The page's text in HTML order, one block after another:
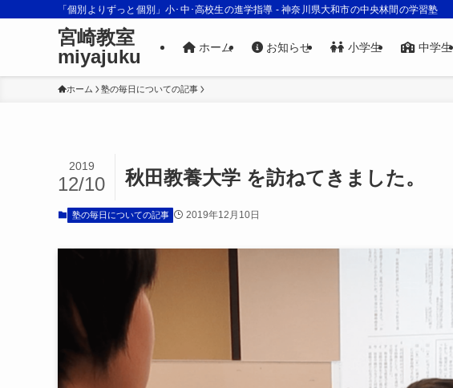
「個別よりずっと個別」小･中･高校生の進学指導 - 神奈川県大和市の中央林間の学習塾
宮崎教室
miyajuku
ホーム お知らせ 小学生 中学生
ホーム 塾の毎日についての記事
秋田教養大学 を訪ねてきました。
2019
12/10
塾の毎日についての記事 2019年12月10日